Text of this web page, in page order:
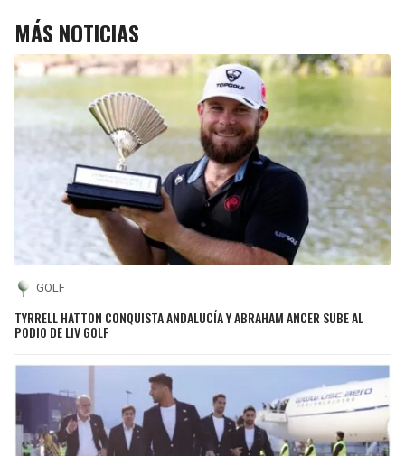
MÁS NOTICIAS
GOLF
TYRRELL HATTON CONQUISTA ANDALUCÍA Y ABRAHAM ANCER SUBE AL
PODIO DE LIV GOLF